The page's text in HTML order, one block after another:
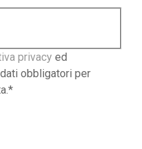
privacy ed
obbligatori per